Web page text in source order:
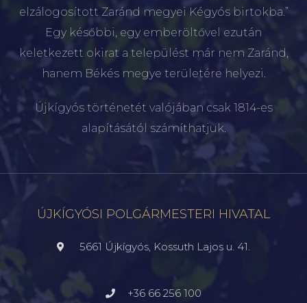
elzálogosított Zaránd megyei Kégyós birtokba.”
Egy későbbi, egy emberöltővel ezután
keletkezett okirat a települést már nem Zaránd,
hanem Békés megye területére helyezi.
Újkígyós történetét valójában csak 1814-es
alapításától számíthatjuk.
ÚJKÍGYÓSI POLGÁRMESTERI HIVATAL
5661 Újkígyós, Kossuth Lajos u. 41.
+36 66 256 100